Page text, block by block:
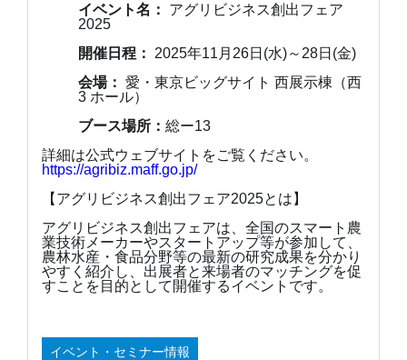
イベント名：
アグリビジネス創出フェア
2025
開催日程：
2025年11月26日(水)～28日(金)
会場： 愛・東京ビッグサイト 西展示棟（西
3 ホール）
ブース場所： 総ー13
詳細は公式ウェブサイトをご覧ください。
https://agribiz.maff.go.jp/
【アグリビジネス創出フェア2025とは】
アグリビジネス創出フェアは、全国のスマート農
業技術メーカーやスタートアップ等が参加して、
農林水産・食品分野等の最新の研究成果を分かり
やすく紹介し、出展者と来場者のマッチングを促
すことを目的として開催するイベントです。
イベント・セミナー情報